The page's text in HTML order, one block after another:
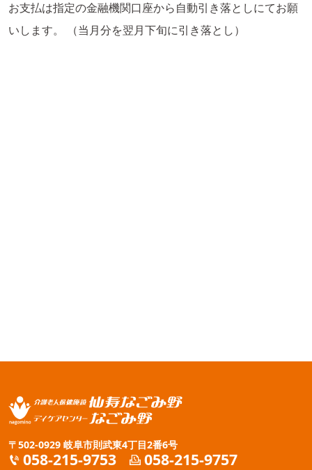
お支払は指定の金融機関口座から自動引き落としにてお願
いします。 （当月分を翌月下旬に引き落とし）
〒502-0929 岐阜市則武東4丁目2番6号
058-215-9753 058-215-9757